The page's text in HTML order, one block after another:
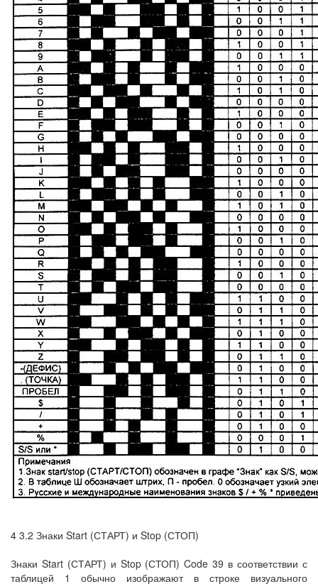
4 3.2 Знаки Start (СТАРТ) и Stop (СТОП)
Знаки Start (СТАРТ) и Stop (СТОП) Code 39 в соответствии с
таблицей 1 обычно изображают в строке визуального